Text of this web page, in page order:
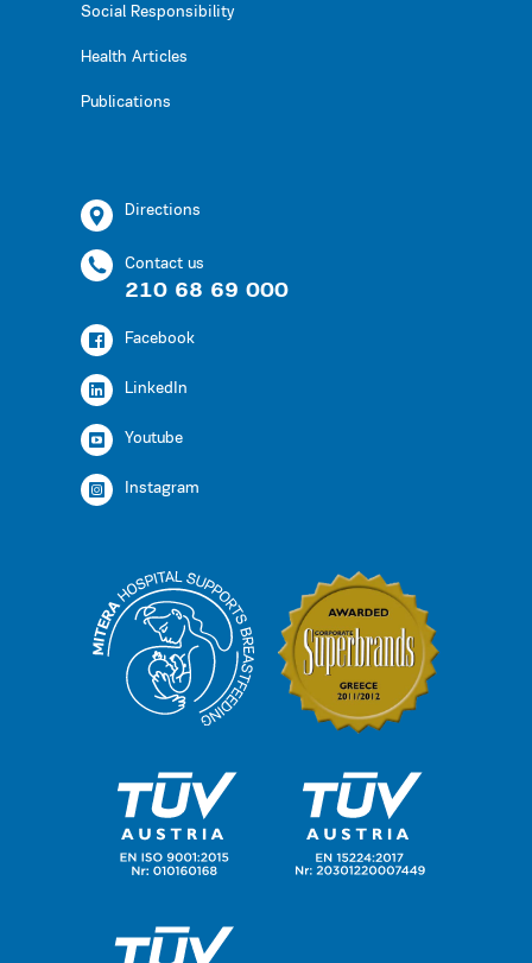
Social Responsibility
Health Articles
Publications
Directions
Contact us
210 68 69 000
Facebook
LinkedIn
Youtube
Instagram